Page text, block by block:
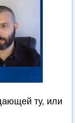
ту, или